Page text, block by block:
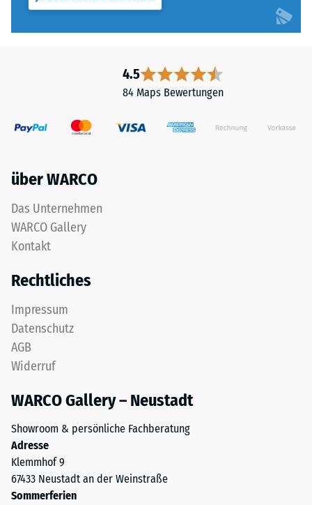
4.5
84 Maps Bewertungen
über WARCO
Das Unternehmen
WARCO Gallery
Kontakt
Rechtliches
Impressum
Datenschutz
AGB
Widerruf
WARCO Gallery – Neustadt
Showroom & persönliche Fachberatung
Adresse
Klemmhof 9
67433 Neustadt an der Weinstraße
Sommerferien